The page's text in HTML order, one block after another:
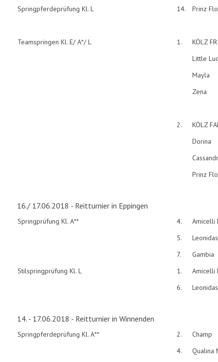
Springpferdeprüfung Kl. L
14. Prinz
Teamspringen Kl. E/ A*/ L 1.
KÖLZ
Little
Mayla
Zena
2.
KÖLZ
Dorina
Prinz
16./ 17.06.2018 - Reitturnier in Eppingen
Springprüfung Kl. A** 4.
Amicelli
5.
Leonidas
7.
Gambia
Stilspringprüfung Kl. L
1.
Amicelli
6.
Leonidas
14. - 17.06.2018 - Reitturnier in Winnenden
Springpferdeprüfung Kl. A** 2.
Champ
4.
Qualina